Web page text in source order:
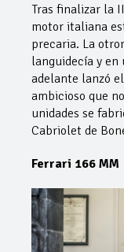
Tras finalizar la
motor italiana
precaria. La
languidecía y
adelante lanzó
ambicioso que
unidades se
Cabriolet de
Ferrari 166 MM